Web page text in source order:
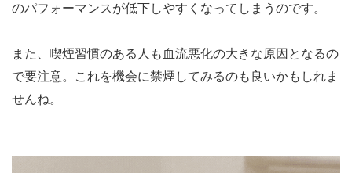
のパフォーマンスが低下しやすくなってしまうのです。
また、喫煙習慣のある人も血流悪化の大きな原因となるの
で要注意。これを機会に禁煙してみるのも良いかもしれま
せんね。